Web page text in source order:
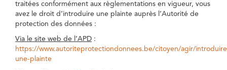
traitées conformément aux règlementations en vigueur, vous
avez le droit d’introduire une plainte auprès l’Autorité de
protection des données :
Via le site web de l’APD :
https://www.autoriteprotectiondonnees.be/citoyen/agir/
une-plainte